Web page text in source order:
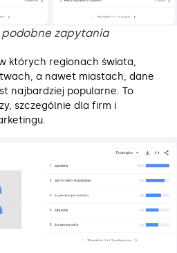
podobne zapytania
których regionach świata,
a nawet miastach, dane
najbardziej popularne. To
szczególnie dla firm i